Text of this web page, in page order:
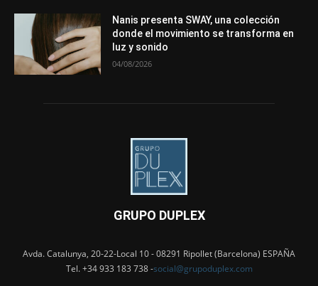
Nanis presenta SWAY, una colección
donde el movimiento se transforma en
luz y sonido
04/08/2026
GRUPO DUPLEX
Avda. Catalunya, 20-22-Local 10 - 08291 Ripollet (Barcelona) ESPAÑA
Tel. +34 933 183 738 -social@grupoduplex.com